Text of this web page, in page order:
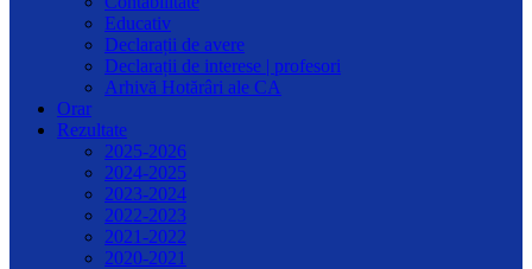
Educativ
Declarații de avere
Declarații de interese | profesori
Arhivă Hotărâri ale CA
Orar
Rezultate
2025-2026
2024-2025
2023-2024
2022-2023
2021-2022
2020-2021